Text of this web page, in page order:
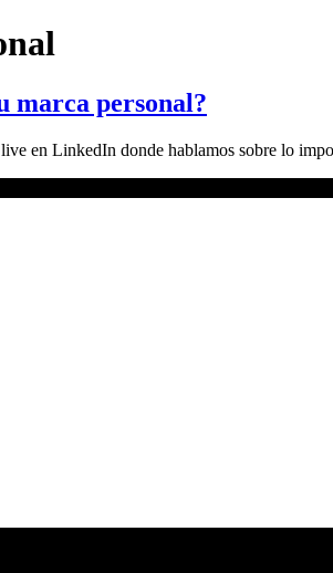
marca personal?
en LinkedIn donde hablamos sobre lo